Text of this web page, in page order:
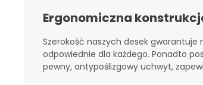
Ergonomiczna
Szerokość naszych desek
odpowiednie dla każdego. Ponadto
pewny, antypoślizgowy uchwyt,